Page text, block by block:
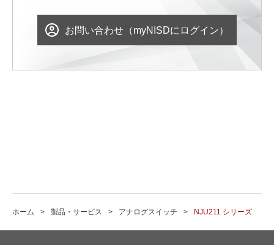
お問い合わせ（myNISDにログイン）
ホーム 製品・サービス アナログスイッチ NJU211 シリーズ